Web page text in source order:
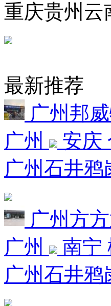
重庆贵州 云
最新推荐
广州邦
广州
安庆
广州石井鸦
广州方
广州
南宁
广州石井鸦